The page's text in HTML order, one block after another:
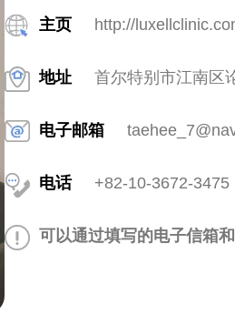
主页 http://
地址 首尔特别市江南区
电子邮箱
电话 +82-10-3672-3475
可以通过填写的电子信箱